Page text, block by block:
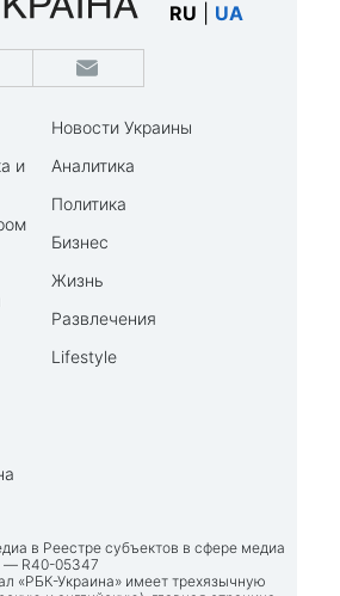
RU UA
и
Новости Украины
Аналитика
Политика
Бизнес
Жизнь
Развлечения
Lifestyle
в Реестре субъектов в сфере медиа
— R40-05347
«РБК-Украина» имеет трехязычную